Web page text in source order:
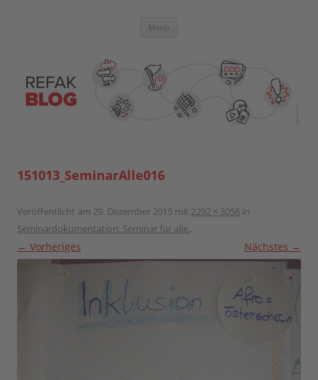
Blog der Referent:innen Akademie
Menü
151013_SeminarAlle016
Veröffentlicht am 29. Dezember 2015 mit 2292 × 3056 in
Seminardokumentation: Seminar für alle..
← Vorheriges Nächstes →